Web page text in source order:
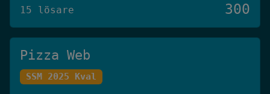
15 lösare 300
Pizza Web
SSM 2025 Kval